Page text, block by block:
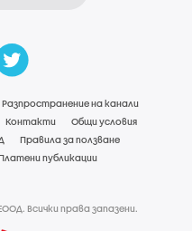
Разпространение на канали
Контакти
Общи условия
Правила за ползване
публикации
Всички права запазени.